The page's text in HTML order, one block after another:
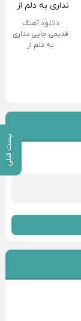
پست قبلی
دانلود آهنگ
قدیمی جایی نداری
به دلم از